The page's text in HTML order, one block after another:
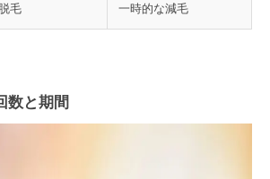
毛 一時的な減毛
数と期間